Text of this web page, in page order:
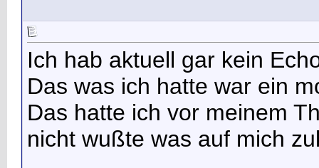
Ich hab aktuell gar kein
Das was ich hatte war ein
Das hatte ich vor meinem
nicht wußte was auf mich